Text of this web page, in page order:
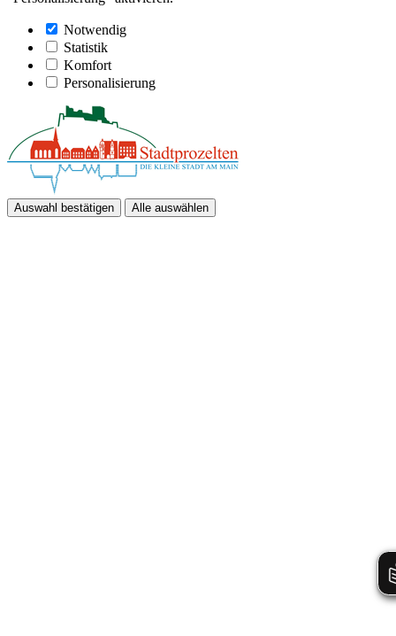
Notwendig
Statistik
Komfort
Personalisierung
Auswahl bestätigen Alle auswählen